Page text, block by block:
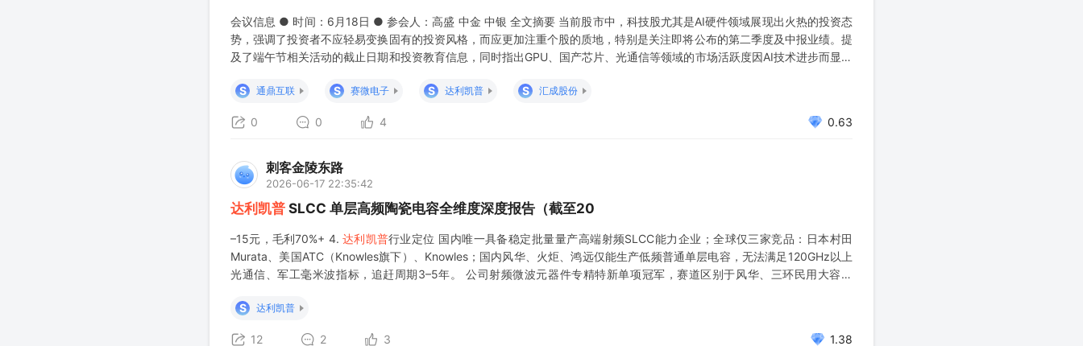
会议信息 ● 时间：6月18日 ● 参会人：高盛 中金 中银 全文摘要 当前股市中，科技股尤其是AI硬件领域展现出火热的投资态
势，强调了投资者不应轻易变换固有的投资风格，而应更加注重个股的质地，特别是关注即将公布的第二季度及中报业绩。提
及了端午节相关活动的截止日期和投资教育信息，同时指出GPU、国产芯片、光通信等领域的市场活跃度因AI技术进步而显著
技术趋势，以及如何利用投资策略把握市场拐
S 通鼎互联 S 赛微电子 S 达利凯普 S 汇成股份
0 0 4 0.63
刺客金陵东路
2026-06-17 22:35:42
达利凯普 SLCC 单层高频陶瓷电容全维度深度报告（截至20
–15元，毛利70%+ 4. 达利凯普行业定位 国内唯一具备稳定批量量产高端射频SLCC能力企业；全球仅三家竞品：日本村田
Murata、美国ATC（Knowles旗下）、Knowles；国内风华、火炬、鸿远仅能生产低频普通单层电容，无法满足120GHz以上
光通信、军工毫米波指标，追赶周期3–5年。 公司射频微波元器件专精特新单项冠军，赛道区别于风华、三环民用大容量
S
达利凯普
12 2 3 1.38